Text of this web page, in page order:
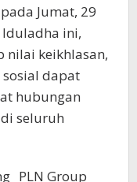
Jumat, 29
ini,
nilai keikhlasan,
dapat
hubungan
seluruh
Group_